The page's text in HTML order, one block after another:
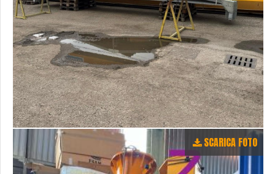
SCARICA FOTO